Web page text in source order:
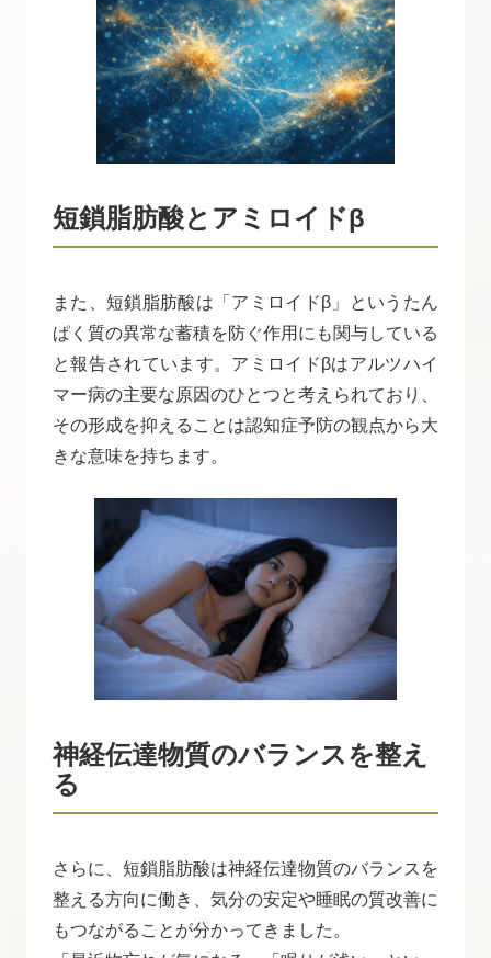
短鎖脂肪酸とアミロイドβ
また、短鎖脂肪酸は「アミロイドβ」というたん
ぱく質の異常な蓄積を防ぐ作用にも関与している
と報告されています。アミロイドβはアルツハイ
マー病の主要な原因のひとつと考えられており、
その形成を抑えることは認知症予防の観点から大
きな意味を持ちます。
神経伝達物質のバランスを整え
る
さらに、短鎖脂肪酸は神経伝達物質のバランスを
整える方向に働き、気分の安定や睡眠の質改善に
もつながることが分かってきました。